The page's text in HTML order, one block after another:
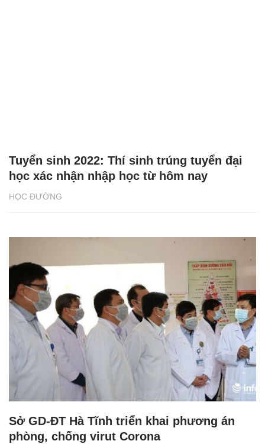
HỌC ĐƯỜNG
Tuyển sinh 2022: Thí sinh trúng tuyển đại
học xác nhận nhập học từ hôm nay
Sở GD-ĐT Hà Tĩnh triển khai phương án
phòng, chống virut Corona